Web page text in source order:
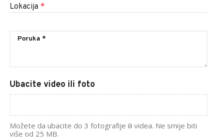
Lokacija *
Ubacite video ili foto
Možete da ubacite do 3 fotografije ili videa. Ne smije biti
više od 25 MB.